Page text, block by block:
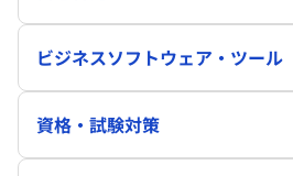
ビジネスソフトウェア・ツール
資格・試験対策